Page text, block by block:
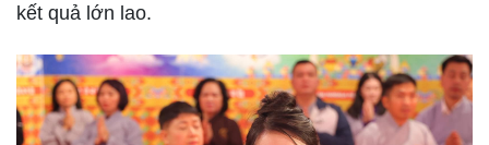
kết quả lớn lao.